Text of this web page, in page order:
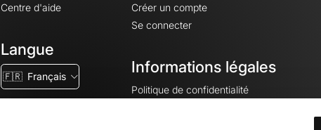
Centre d'aide
Langue
🇫🇷 Français
Créer un compte
Se connecter
Informations légales
Politique de confidentialité